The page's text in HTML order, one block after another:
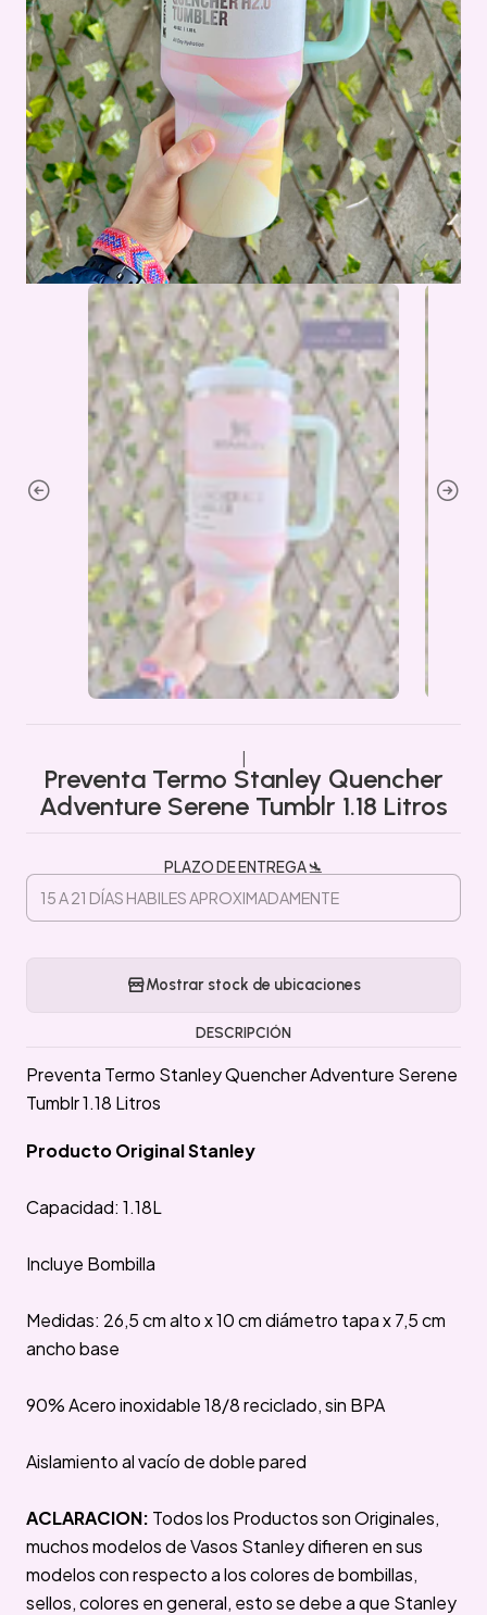
Preventa Termo Stanley Quencher
Adventure Serene Tumblr 1.18 Litros
PLAZO DE ENTREGA 🛬
Mostrar stock de ubicaciones
DESCRIPCIÓN
Preventa Termo Stanley Quencher Adventure Serene
Tumblr 1.18 Litros
Producto Original Stanley
Capacidad: 1.18L
Incluye Bombilla
Medidas: 26,5 cm alto x 10 cm diámetro tapa x 7,5 cm
ancho base
90% Acero inoxidable 18/8 reciclado, sin BPA
Aislamiento al vacío de doble pared
ACLARACION: Todos los Productos son Originales,
muchos modelos de Vasos Stanley difieren en sus
modelos con respecto a los colores de bombillas,
sellos, colores en general, esto se debe a que Stanley